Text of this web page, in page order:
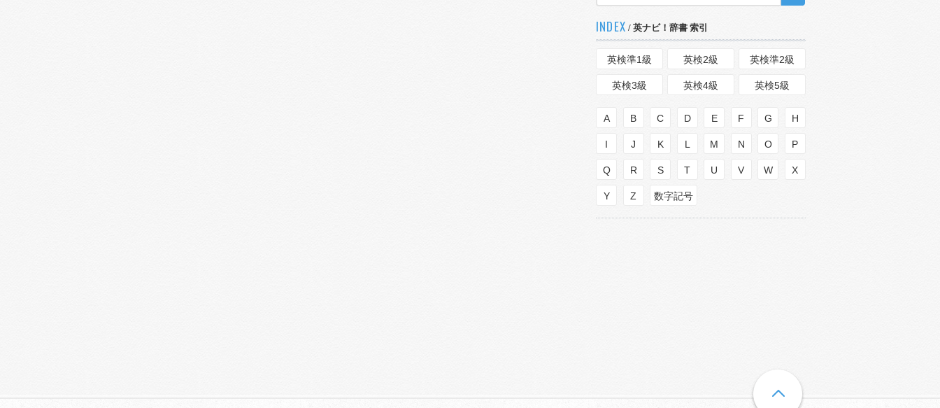
INDEX / 英ナビ！辞書 索引
英検準1級 英検2級 英検準2級
英検3級 英検4級 英検5級
A B C D E F G H
I J K L M N O P
Q R S T U V W X
Y Z 数字記号